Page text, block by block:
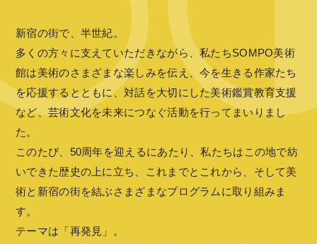
新宿の街で、半世紀。
多くの方々に支えていただきながら、私たちSOMPO美術
館は美術のさまざまな楽しみを伝え、今を生きる作家たち
を応援するとともに、対話を大切にした美術鑑賞教育支援
など、芸術文化を未来につなぐ活動を行ってまいりまし
た。
このたび、50周年を迎えるにあたり、私たちはこの地で紡
いできた歴史の上に立ち、これまでとこれから、そして美
術と新宿の街を結ぶさまざまなプログラムに取り組みま
す。
テーマは「再発見」。